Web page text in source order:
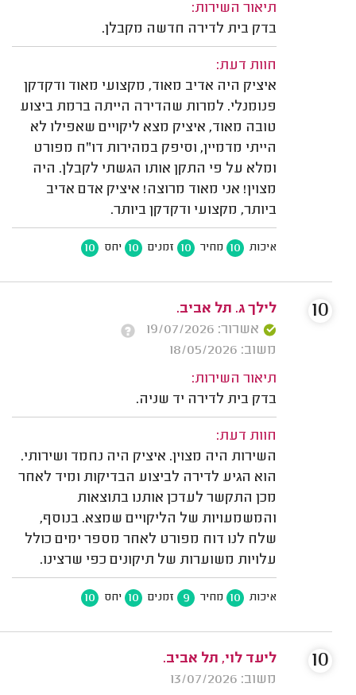
תיאור השירות:
בדק בית לדירה חדשה מקבלן.
חוות דעת:
איציק היה אדיב מאוד, מקצועי מאוד ודקדקן
פנומנלי. למרות שהדירה הייתה ברמת ביצוע
טובה מאוד, איציק מצא ליקויים שאפילו לא
הייתי מדמיין, וסיפק במהירות דו"ח מפורט
ומלא על פי התקן אותו הגשתי לקבלן. היה
מצוין! אני מאוד מרוצה! איציק אדם אדיב
ביותר, מקצועי ודקדקן ביותר.
איכות 10 מחיר 10 זמנים 10 יחס 10
לילך ג. תל אביב.
אשרור: 19/07/2026
משוב: 18/05/2026
תיאור השירות:
בדק בית לדירה יד שניה.
חוות דעת:
השירות היה מצוין. איציק היה נחמד ושירותי.
הוא הגיע לדירה לביצוע הבדיקות ומיד לאחר
מכן התקשר לעדכן אותנו בתוצאות
והמשמעויות של הליקויים שמצא. בנוסף,
שלח לנו דוח מפורט לאחר מספר ימים כולל
עלויות משוערות של תיקונים כפי שרצינו.
איכות 10 מחיר 9 זמנים 10 יחס 10
10
ליעד לוי, תל אביב.
משוב: 13/07/2026
10